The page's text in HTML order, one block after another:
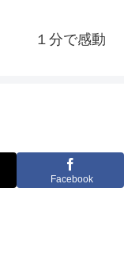
１分で感動
Facebook